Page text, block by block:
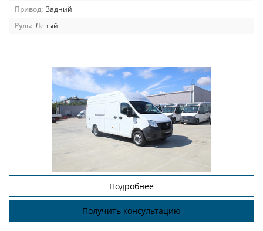
Привод: Задний
Руль: Левый
Подробнее
Получить консультацию